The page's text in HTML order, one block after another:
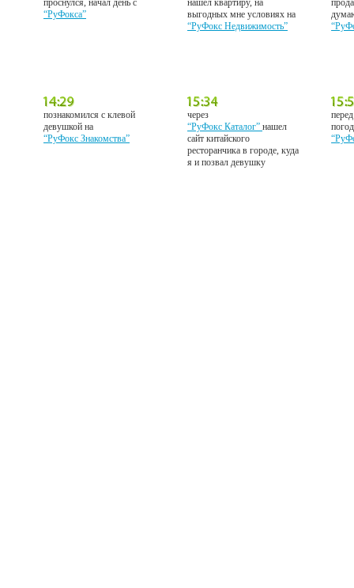
проснулся, начал день с
“РуФокса”
нашел квартиру, на
выгодных мне условиях на
“РуФокс Недвижимость”
познакомился с клевой
девушкой на
“РуФокс Знакомства”
через
“РуФокс Каталог”нашел
сайт китайского
ресторанчика в городе, куда
я и позвал девушку